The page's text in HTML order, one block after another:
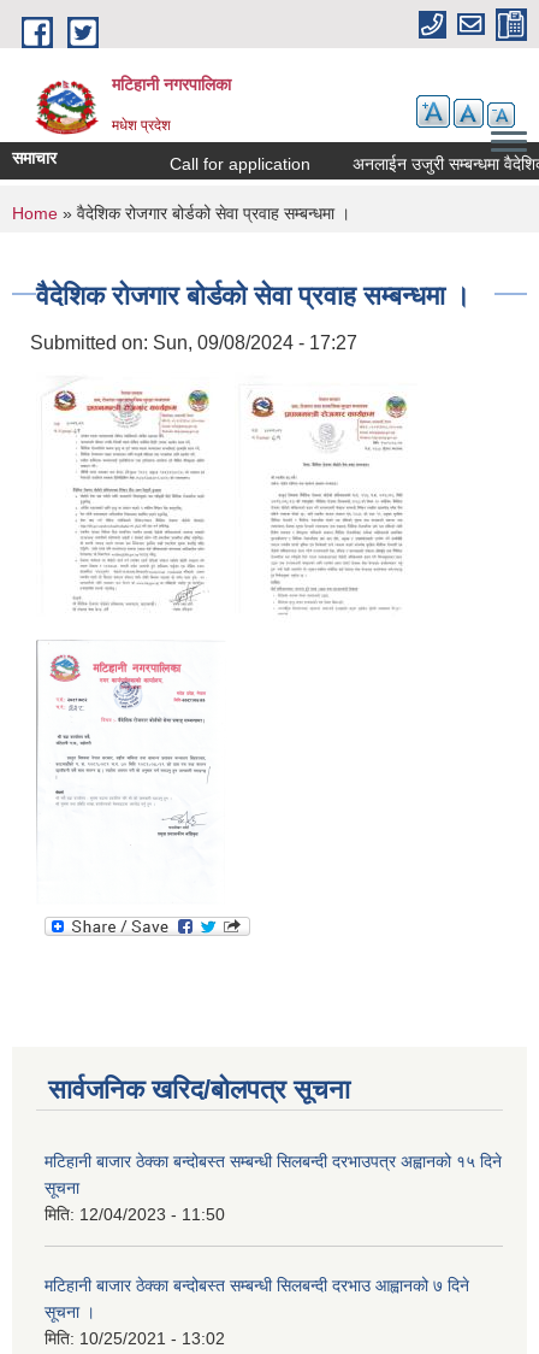
Skip to main content
मटिहानी नगरपालिका
मधेश प्रदेश
समाचार Call for application अनलाईन उजुरी सम्बन्धमा वैदेशिक
You are here
Home » वैदेशिक रोजगार बोर्डको सेवा प्रवाह सम्बन्धमा ।
वैदेशिक रोजगार बोर्डको सेवा प्रवाह सम्बन्धमा ।
Submitted on: Sun, 09/08/2024 - 17:27
सार्वजनिक खरिद/बोलपत्र सूचना
मटिहानी बाजार ठेक्का बन्दोबस्त सम्बन्धी सिलबन्दी दरभाउपत्र अह्वानको १५ दिने
सूचना
मिति: 12/04/2023 - 11:50
मटिहानी बाजार ठेक्का बन्दोबस्त सम्बन्धी सिलबन्दी दरभाउ आह्वानको ७ दिने
सूचना ।
मिति: 10/25/2021 - 13:02